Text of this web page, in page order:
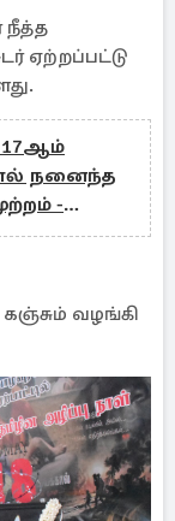
நீத்த
ஏற்றப்பட்டு
17ஆம்
நனைந்த
-
வழங்கி